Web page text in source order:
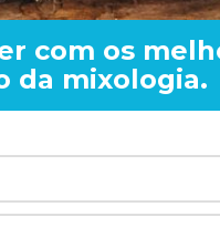
DE
PARA O MUNDO
com os
da mixologia.